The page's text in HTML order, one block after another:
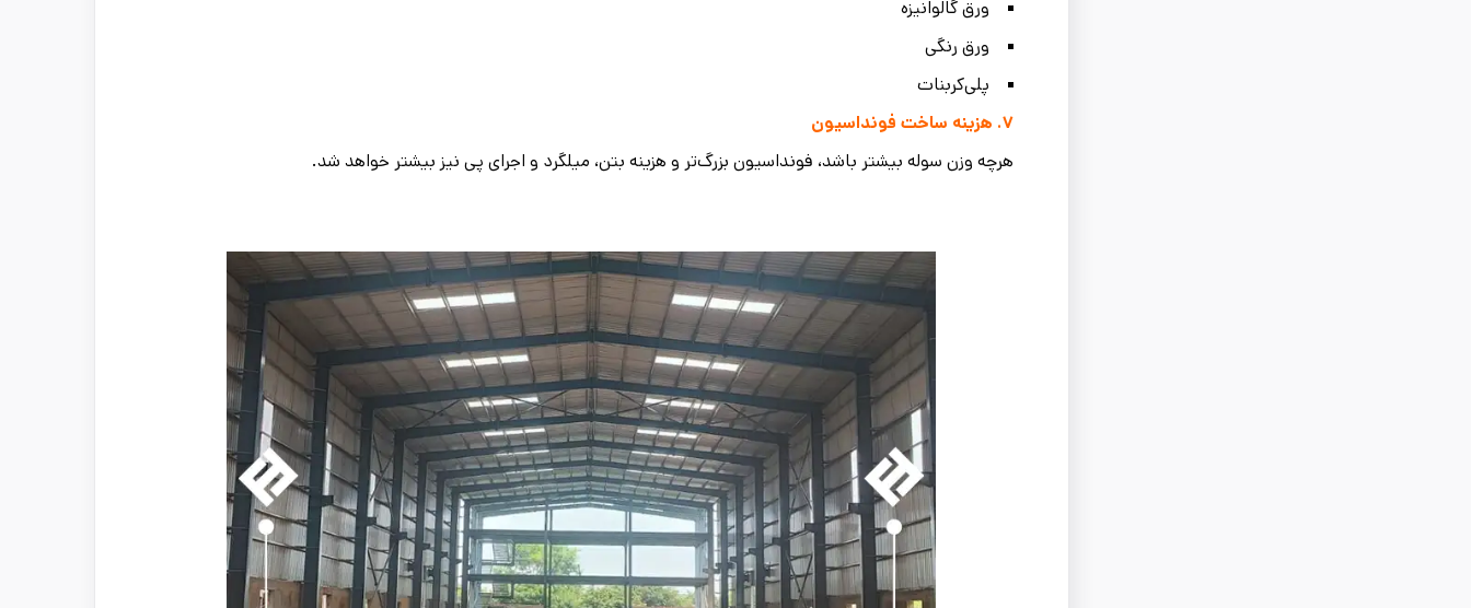
ورق گالوانیزه
ورق رنگی
پلی‌کربنات
۷. هزینه ساخت فونداسیون
هرچه وزن سوله بیشتر باشد، فونداسیون بزرگ‌تر و هزینه بتن، میلگرد و اجرای پی نیز بیشتر خواهد شد.